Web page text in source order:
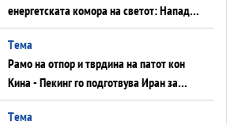
енергетската комора на светот: Нападот
во Суец најавува глобален енергетски
инфаркт?
Tема
Рамо на отпор и тврдина на патот кон
Кина - Пекинг го подготвува Иран за
американска копнена инвазија
Tема